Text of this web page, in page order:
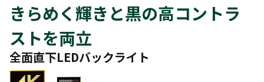
きらめく輝きと黒の高コントラ
ストを両立
全面直下LEDバックライト